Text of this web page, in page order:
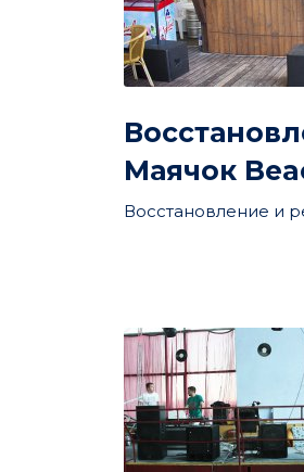
Маячок
Восстановление и